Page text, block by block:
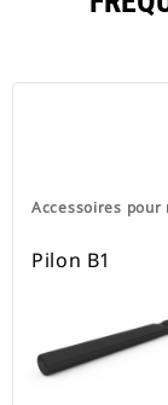
Accessoires pour
Pilon B1